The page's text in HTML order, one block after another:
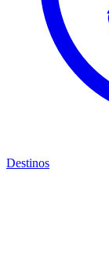
Destinos